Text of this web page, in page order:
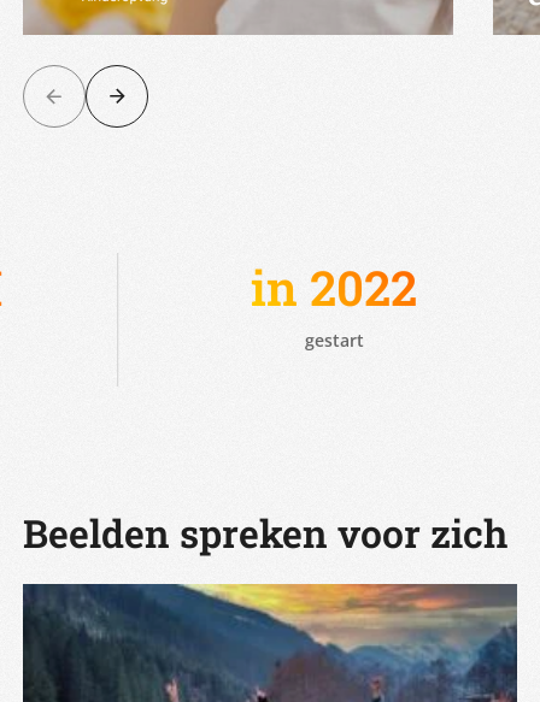
in 2022
Beelden spreken voor zich